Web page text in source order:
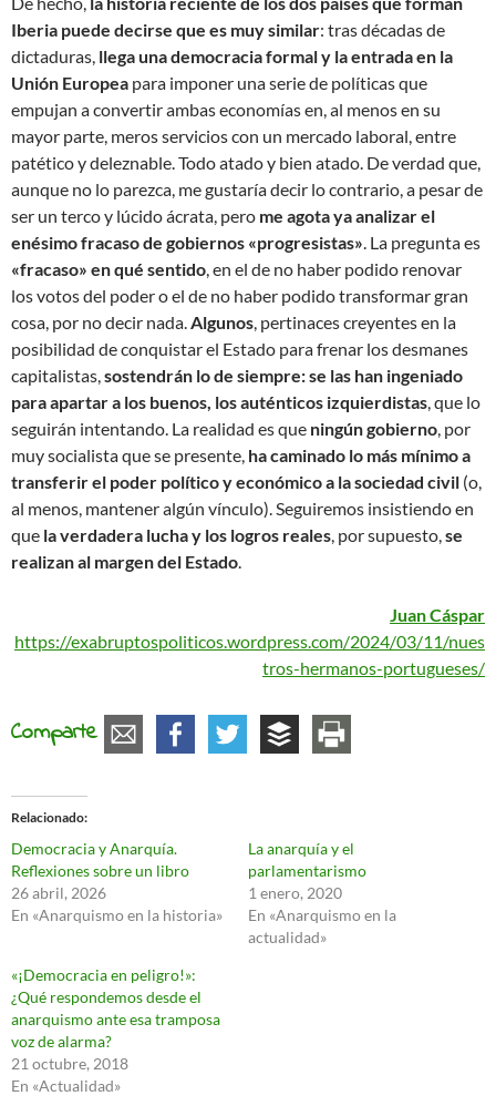
Iberia puede decirse que es muy similar: tras décadas de
dictaduras, llega una democracia formal y la entrada en la
Unión Europea para imponer una serie de políticas que
empujan a convertir ambas economías en, al menos en su
mayor parte, meros servicios con un mercado laboral, entre
patético y deleznable. Todo atado y bien atado. De verdad que,
aunque no lo parezca, me gustaría decir lo contrario, a pesar de
ser un terco y lúcido ácrata, pero me agota ya analizar el
enésimo fracaso de gobiernos «progresistas». La pregunta es
«fracaso» en qué sentido, en el de no haber podido renovar
los votos del poder o el de no haber podido transformar gran
cosa, por no decir nada.Algunos, pertinaces creyentes en la
posibilidad de conquistar el Estado para frenar los desmanes
capitalistas,sostendrán lo de siempre: se las han ingeniado
para apartar a los buenos, los auténticos izquierdistas, que lo
seguirán intentando. La realidad es que ningún gobierno, por
muy socialista que se presente, ha caminado lo más mínimo a
transferir el poder político y económico a la sociedad civil (o,
al menos, mantener algún vínculo). Seguiremos insistiendo en
que la verdadera lucha y los logros reales, por supuesto,se
realizan al margen del Estado.
Juan Cáspar
https://exabruptospoliticos.wordpress.com/2024/03/11/nues
tros-hermanos-portugueses/
Comparte
Relacionado
Democracia y Anarquía.
Reflexiones sobre un libro
26 abril, 2026
En «Anarquismo en la historia»
La anarquía y el
parlamentarismo
1 enero, 2020
En «Anarquismo en la
actualidad»
«¡Democracia en peligro!»:
¿Qué respondemos desde el
anarquismo ante esa tramposa
voz de alarma?
21 octubre, 2018
En «Actualidad»